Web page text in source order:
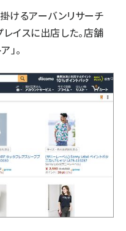
けるアーバンリサーチ
イスに出店した。店舗
。
参